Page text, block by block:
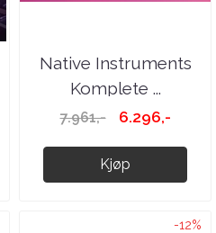
Native Instruments
Komplete ...
7.961,- 6.296,-
Kjøp
-12%